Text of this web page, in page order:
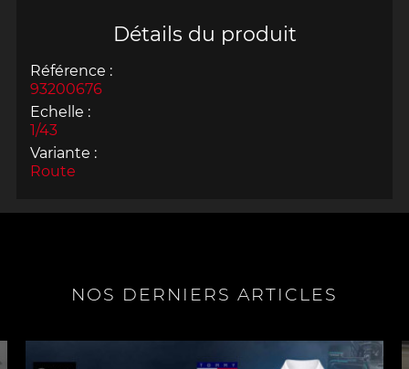
Détails du produit
Référence :
93200676
Echelle :
1/43
Variante :
Route
NOS DERNIERS ARTICLES